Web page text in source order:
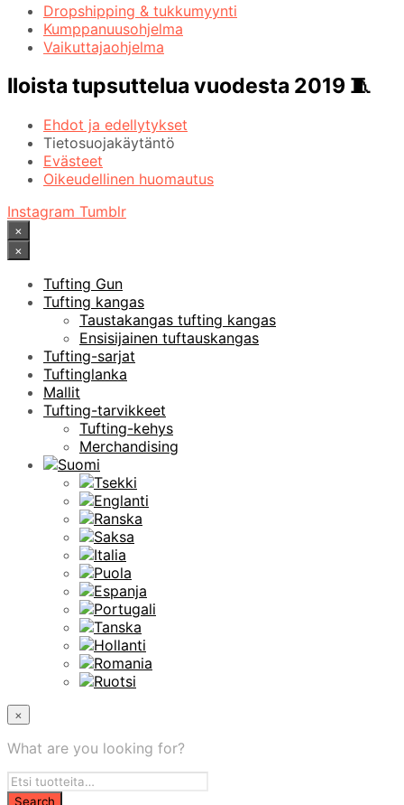
Dropshipping & tukkumyynti
Kumppanuusohjelma
Vaikuttajaohjelma
Iloista tupsuttelua vuodesta 2019 🧵
Ehdot ja edellytykset
Tietosuojakäytäntö
Evästeet
Oikeudellinen huomautus
Instagram Tumblr
×
×
Tufting Gun
Tufting kangas
Taustakangas tufting kangas
Ensisijainen tuftauskangas
Tufting-sarjat
Tuftinglanka
Mallit
Tufting-tarvikkeet
Tufting-kehys
Merchandising
×
What are you looking for?